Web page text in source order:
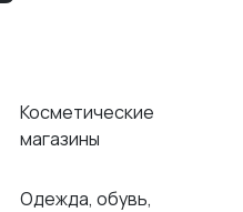
Косметические
магазины
Одежда, обувь,